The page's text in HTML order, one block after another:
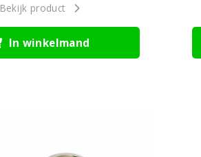
Bekijk product
In winkelmand